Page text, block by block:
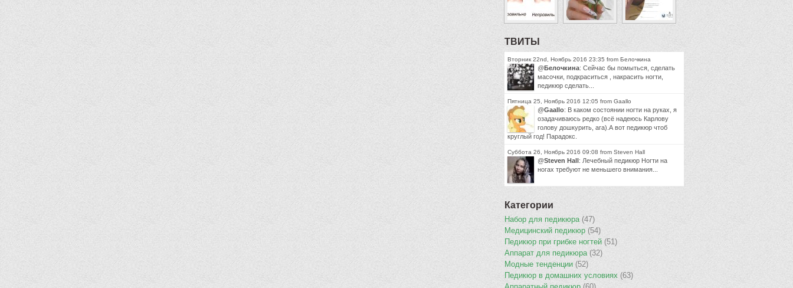
ТВИТЫ
Вторник 22nd, Ноябрь 2016 23:35 from Белочкина
@Белочкина: Сейчас бы помыться, сделать
масочки, подкраситься , накрасить ногти,
педикюр сделать...
Пятница 25, Ноябрь 2016 12:05 from Gaallo
@Gaallo: В каком состоянии ногти на руках, я
озадачиваюсь редко (всё надеюсь Карлову
голову дошкурить, ага).А вот педикюр чтоб
круглый год! Парадокс.
Суббота 26, Ноябрь 2016 09:08 from Steven Hall
@Steven Hall: Лечебный педикюр Ногти на
ногах требуют не меньшего внимания...
Категории
Набор для педикюра (47)
Медицинский педикюр (54)
Педикюр при грибке ногтей (51)
Аппарат для педикюра (32)
Модные тенденции (52)
Педикюр в домашних условиях (63)